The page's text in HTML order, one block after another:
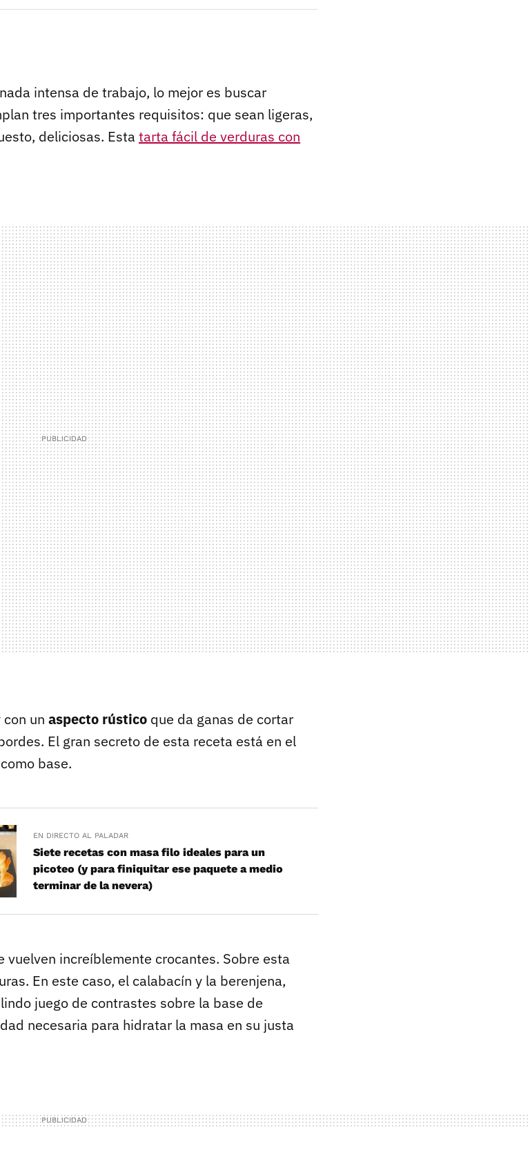
intensa de trabajo, lo mejor es buscar
tres importantes requisitos: que sean ligeras,
deliciosas. Esta tarta fácil de verduras con
un aspecto rústico que da ganas de cortar
El gran secreto de esta receta está en el
como base.
EN DIRECTO AL PALADAR
Siete recetas con masa filo ideales para un
picoteo (y para finiquitar ese paquete a medio
terminar de la nevera)
vuelven increíblemente crocantes. Sobre esta
En este caso, el calabacín y la berenjena,
juego de contrastes sobre la base de
necesaria para hidratar la masa en su justa